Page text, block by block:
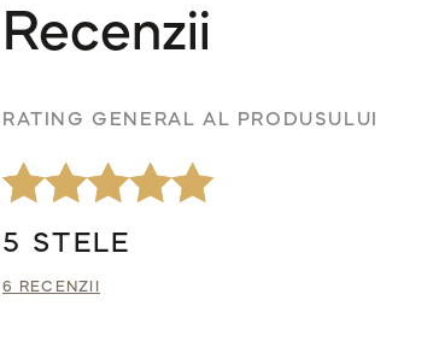
Recenzii
RATING GENERAL AL PRODUSULUI
Evaluat la
5.00din 5 pe
6
5 STELE
6 RECENZII